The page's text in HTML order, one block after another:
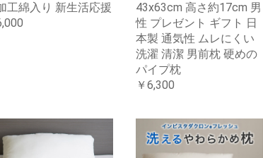
工綿入り 新生活応援
43x63cm 高さ約17cm 男
性 プレゼント ギフト 日
本製 通気性 ムレにくい
洗濯 清潔 男前枕 硬めの
パイプ枕
￥6,300